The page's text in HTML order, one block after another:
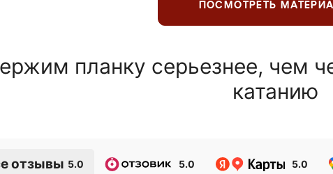
ПОСМОТРЕТЬ
планку серьезнее, чем
катанию
отзывы 5.0 5.0 5.0